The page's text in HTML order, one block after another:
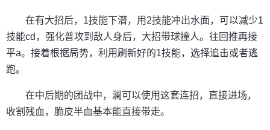
在有大招后，1技能下潜，用2技能冲出水面，可以减少1
技能cd，强化普攻到敌人身后，大招带球撞人。往回推再接
平a。接着根据局势，利用刷新好的1技能，选择追击或者逃
跑。
在中后期的团战中，澜可以使用这套连招，直接进场，
收割残血，脆皮半血基本能直接带走。